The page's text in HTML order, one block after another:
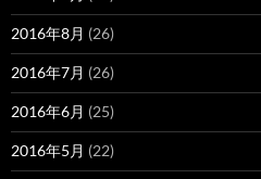
2016年8月 (26)
2016年7月 (26)
2016年6月 (25)
2016年5月 (22)